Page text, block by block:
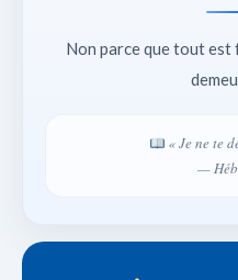
Non parce que tout est
« Je ne te
—